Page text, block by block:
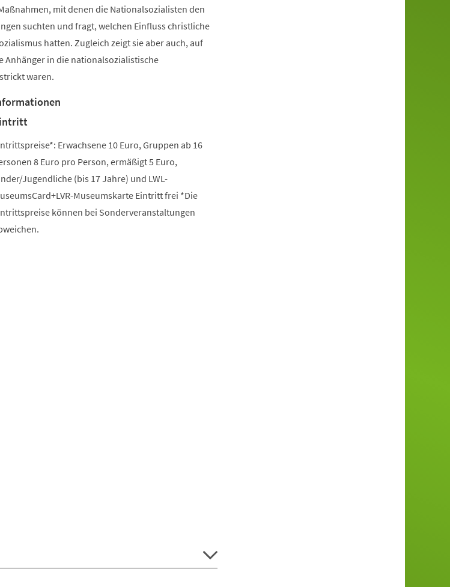
mit denen die Nationalsozialisten den
suchten und fragt, welchen Einfluss christliche
hatten. Zugleich zeigt sie aber auch, auf
Anhänger in die nationalsozialistische
waren.
Erwachsene 10 Euro, Gruppen ab 16
8 Euro pro Person, ermäßigt 5 Euro,
Jugendliche (bis 17 Jahre) und LWL-
Museumskarte Eintritt frei *Die
können bei Sonderveranstaltungen